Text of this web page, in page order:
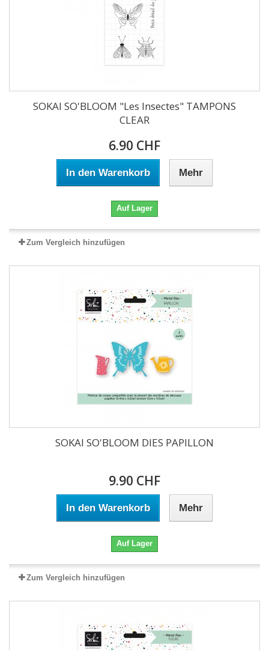
SOKAI SO'BLOOM "Les Insectes" TAMPONS
CLEAR
6.90 CHF
In den Warenkorb Mehr
Auf Lager
Zum Vergleich hinzufügen
SOKAI SO'BLOOM DIES PAPILLON
9.90 CHF
In den Warenkorb Mehr
Auf Lager
Zum Vergleich hinzufügen